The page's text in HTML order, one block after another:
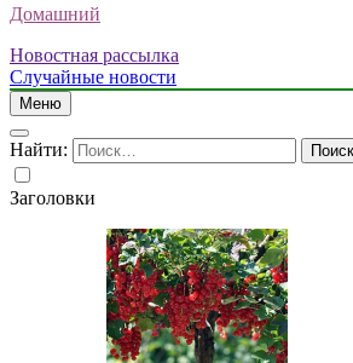
Домашний
Новостная рассылка
Случайные новости
Меню
Найти:
Заголовки